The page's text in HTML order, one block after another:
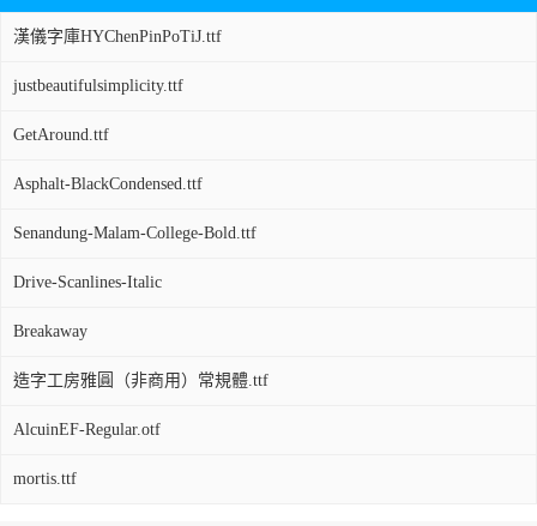
漢儀字庫HYChenPinPoTiJ.ttf
justbeautifulsimplicity.ttf
GetAround.ttf
Asphalt-BlackCondensed.ttf
Senandung-Malam-College-Bold.ttf
Drive-Scanlines-Italic
Breakaway
造字工房雅圓（非商用）常規體.ttf
AlcuinEF-Regular.otf
mortis.ttf